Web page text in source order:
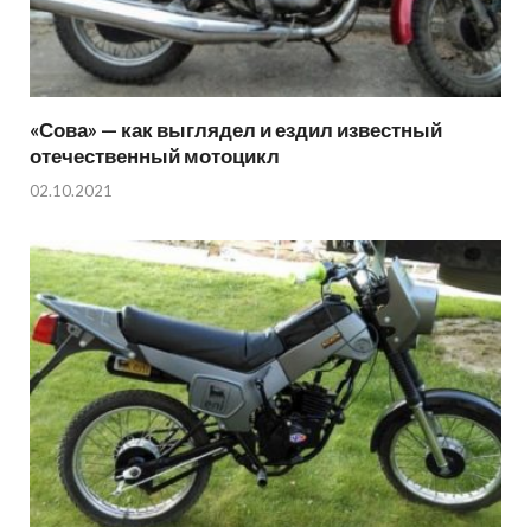
«Сова» — как выглядел и ездил известный
отечественный мотоцикл
02.10.2021